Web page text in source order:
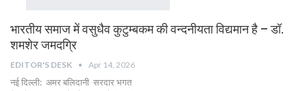
भारतीय समाज में वसुधैव कुटुम्बकम की वन्दनीयता विद्यमान है – डॉ.
शमशेर जमदग्रि
EDITOR'S DESK Apr 14, 2026
नई दिल्ली: अमर बलिदानी सरदार भगत